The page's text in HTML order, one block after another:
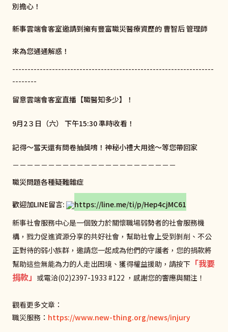
別擔心！
新事雲端會客室邀請到擁有豐富職災醫療資歷的 曹智后 管理師
來為您通通解惑！
------------------------------------------------------------------
--------
留意雲端會客室直播【職醫知多少】！
9月2３日（六） 下午15:30 準時收看！
記得～當天還有問卷抽獎唷！神秘小禮大用途～等您帶回家
－－－－－－－－－－－－－－－－－－－－－－－
職災問題各種疑難雜症
歡迎加LINE留言:
https://line.me/ti/p/Hep4cjMC61
新事社會服務中心是一個致力於關懷職場弱勢者的社會服務機
構，戮力促進資源分享的共好社會，幫助社會上受到剝削、不公
正對待的弱小族群，邀請您一起成為他們的守護者，您的捐款將
幫助這些無能為力的人走出困境、獲得權益援助，請按下 「我要
捐款」 或電洽(02)2397-1933 #122 ，感謝您的響應與關注！
觀看更多文章：
職災服務： https://www.new-thing.org/news/injury